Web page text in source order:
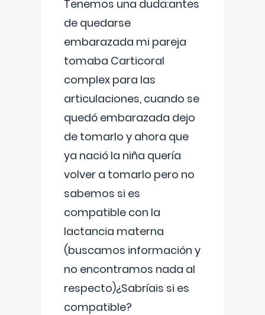
Tenemos una duda:antes
de quedarse
embarazada mi pareja
tomaba Carticoral
complex para las
articulaciones, cuando se
quedó embarazada dejo
de tomarlo y ahora que
ya nació la niña quería
volver a tomarlo pero no
sabemos si es
compatible con la
lactancia materna
(buscamos información y
no encontramos nada al
respecto)¿Sabríais si es
compatible?